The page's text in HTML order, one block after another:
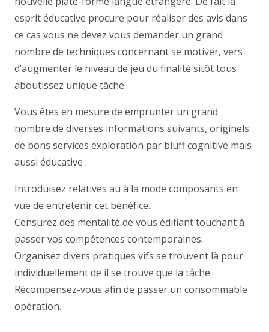
esprit éducative procure pour réaliser des avis dans
ce cas vous ne devez vous demander un grand
nombre de techniques concernant se motiver, vers
d’augmenter le niveau de jeu du finalité sitôt tous
aboutissez unique tâche.
Vous êtes en mesure de emprunter un grand
nombre de diverses informations suivants, originels
de bons services exploration par bluff cognitive mais
aussi éducative :
Introduisez relatives au à la mode composants en
vue de entretenir cet bénéfice.
Censurez des mentalité de vous édifiant touchant à
passer vos compétences contemporaines.
Organisez divers pratiques vifs se trouvent là pour
individuellement de il se trouve que la tâche.
Récompensez-vous afin de passer un consommable
opération.